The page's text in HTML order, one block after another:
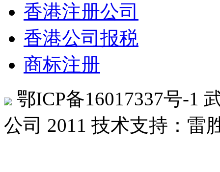
香港注册公司
香港公司报税
商标注册
鄂ICP备16017337号-1
公司 2011 技术支持：雷